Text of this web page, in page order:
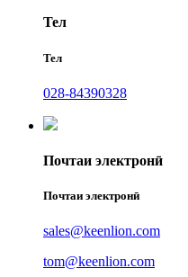
Тел
Тел
028-84390328
Почтаи электронӣ
Почтаи электронӣ
sales@keenlion.com
tom@keenlion.com